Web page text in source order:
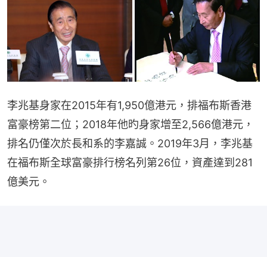
李兆基身家在2015年有1,950億港元，排福布斯香港
富豪榜第二位；2018年他旳身家增至2,566億港元，
排名仍僅次於長和系的李嘉誠。2019年3月，李兆基
在福布斯全球富豪排行榜名列第26位，資產達到281
億美元。